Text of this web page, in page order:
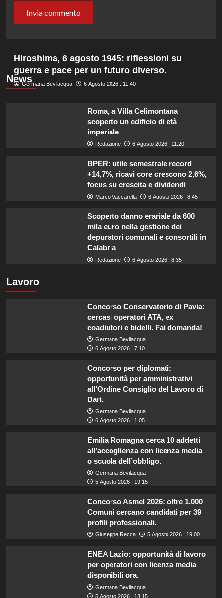
News
Hiroshima, 6 agosto 1945: riflessioni su
guerra e pace per un futuro diverso.
Germana Bevilacqua 6 Agosto 2026 : 11:40
Roma, a Villa Celimontana
scoperto un edificio di età
imperiale
Redazione 6 Agosto 2026 : 11:20
BPER: utile semestrale record
+14,7%, ricavi core crescono 2,6%,
focus su crescita e dividendi
Marco Vaccarella 6 Agosto 2026 : 8:45
Scoperto danno erariale da 600
mila euro nella gestione dei
depuratori comunali e consortili in
Calabria
Redazione 6 Agosto 2026 : 8:35
Lavoro
Concorso Conservatorio di Pavia:
cercasi operatori ATA, ex
coadiutori e bidelli. Fai domanda!
Germana Bevilacqua
6 Agosto 2026 : 7:10
Concorso per diplomati:
opportunità per amministrativi
all’Ordine Consiglio del Lavoro di
Bari.
Germana Bevilacqua
6 Agosto 2026 : 1:05
Emilia Romagna cerca 10 addetti
all’accoglienza con licenza media
o scuola dell’obbligo.
Germana Bevilacqua
5 Agosto 2026 : 19:15
Concorso Asmel 2026: oltre 1.000
Comuni cercano candidati per 39
profili professionali.
Giuseppe Recca 5 Agosto 2026 : 19:00
ENEA Lazio: opportunità di lavoro
per operatori con licenza media
disponibili ora.
Germana Bevilacqua
5 Agosto 2026 : 13:15